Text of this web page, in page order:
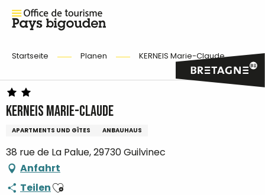
Startseite Planen KERNEIS Marie-Claude
KERNEIS Marie-Claude
APARTMENTS UND GÎTES ANBAUHAUS
38 rue de La Palue, 29730 Guilvinec
Anfahrt
TeilenAjouter aux favoris